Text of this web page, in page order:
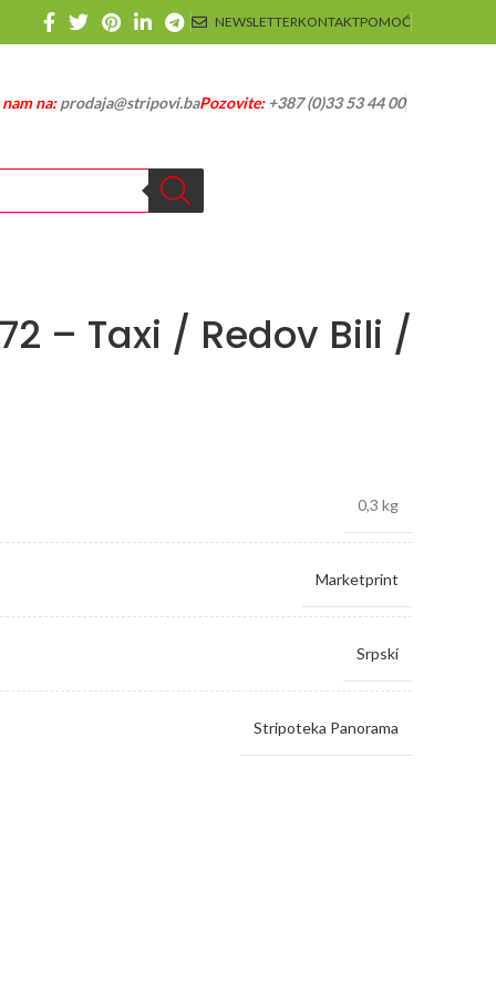
NEWSLETTERKONTAKTPOMOĆ
na:prodaja@stripovi.baPozovite:+387 (0)33 53 44 00
– Taxi / Redov Bili /
0,3 kg
Marketprint
Srpski
Stripoteka Panorama